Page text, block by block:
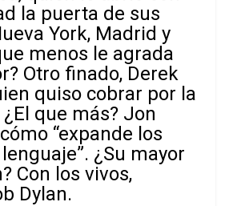
la puerta de sus
York, Madrid y
menos le agrada
Otro finado, Derek
quiso cobrar por la
que más? Jon
“expande los
¿Su mayor
Con los vivos,
Dylan.